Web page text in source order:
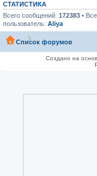
СТАТИСТИКА
Всего сообщений: 172383 •
пользователь: Aliya
Список форумов
Создано на